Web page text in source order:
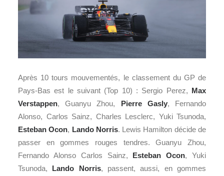
Après 10 tours mouvementés, le classement du GP de
Pays-Bas est le suivant (Top 10) : Sergio Perez, Max
Verstappen, Guanyu Zhou, Pierre Gasly, Fernando
Alonso, Carlos Sainz, Charles Lesclerc, Yuki Tsunoda,
Esteban Ocon, Lando Norris. Lewis Hamilton décide de
passer en gommes rouges tendres. Guanyu Zhou,
Fernando Alonso Carlos Sainz, Esteban Ocon, Yuki
Tsunoda, Lando Norris, passent, aussi, en gommes